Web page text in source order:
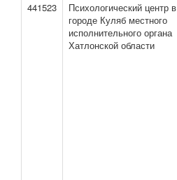
441523
Психологический центр в
городе Куляб местного
исполнительного органа
Хатлонской области